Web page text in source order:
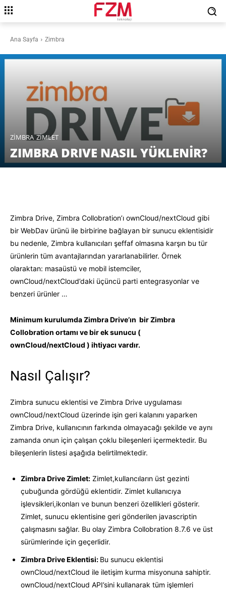
Ana Sayfa Zimbra
ZIMBRA ZIMLET
ZIMBRA DRIVE NASIL YÜKLENİR?
Zimbra Drive, Zimbra Collobration’ı ownCloud/nextCloud gibi
bir WebDav ürünü ile birbirine bağlayan bir sunucu eklentisidir
bu nedenle, Zimbra kullanıcıları şeffaf olmasına karşın bu tür
ürünlerin tüm avantajlarından yararlanabilirler. Örnek
olaraktan: masaüstü ve mobil istemciler,
ownCloud/nextCloud’daki üçüncü parti entegrasyonlar ve
benzeri ürünler …
Minimum kurulumda Zimbra Drive’ın bir Zimbra
Collobration ortamı ve bir ek sunucu (
ownCloud/nextCloud ) ihtiyacı vardır.
Nasıl Çalışır?
Zimbra sunucu eklentisi ve Zimbra Drive uygulaması
ownCloud/nextCloud üzerinde işin geri kalanını yaparken
Zimbra Drive, kullanıcının farkında olmayacağı şekilde ve aynı
zamanda onun için çalışan çoklu bileşenleri içermektedir. Bu
bileşenlerin listesi aşağıda belirtilmektedir.
Zimbra Drive Zimlet: Zimlet,kullancıların üst gezinti
çubuğunda gördüğü eklentidir. Zimlet kullanıcıya
işlevsikleri,ikonları ve bunun benzeri özellikleri gösterir.
Zimlet, sunucu eklentisine geri gönderilen javascriptin
çalışmasını sağlar. Bu olay Zimbra Collobration 8.7.6 ve üst
sürümlerinde için geçerlidir.
Zimbra Drive Eklentisi: Bu sunucu eklentisi
ownCloud/nextCloud ile iletişim kurma misyonuna sahiptir.
ownCloud/nextCloud API’sini kullanarak tüm işlemleri